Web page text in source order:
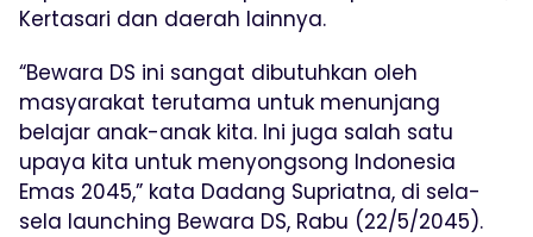
Kertasari dan daerah lainnya.
“Bewara DS ini sangat dibutuhkan oleh
masyarakat terutama untuk menunjang
belajar anak-anak kita. Ini juga salah satu
upaya kita untuk menyongsong Indonesia
Emas 2045,” kata Dadang Supriatna, di sela-
sela launching Bewara DS, Rabu (22/5/2045).